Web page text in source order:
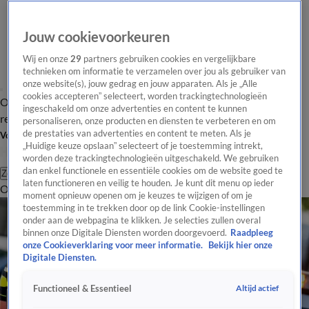
Overzicht Laatste nieuws Regionieuws Het beste van Hart
Tip de
redactie
Volg Hart van Nederland
Zoeken
OverzichtRegioUitzendingenWeerTip de redactiePanelVideo's
Jouw cookievoorkeuren
Wij en onze29 partners gebruiken cookies en vergelijkbare
technieken om informatie te verzamelen over jou als gebruiker van
onze website(s), jouw gedrag en jouw apparaten. Als je „Alle
cookies accepteren” selecteert, worden trackingtechnologieën
ingeschakeld om onze advertenties en content te kunnen
personaliseren, onze producten en diensten te verbeteren en om
de prestaties van advertenties en content te meten. Als je
„Huidige keuze opslaan” selecteert of je toestemming intrekt,
worden deze trackingtechnologieën uitgeschakeld. We gebruiken
dan enkel functionele en essentiële cookies om de website goed te
laten functioneren en veilig te houden. Je kunt dit menu op ieder
moment opnieuw openen om je keuzes te wijzigen of om je
toestemming in te trekken door op de link Cookie-instellingen
onder aan de webpagina te klikken. Je selecties zullen overal
binnen onze Digitale Diensten worden doorgevoerd. Raadpleeg
onze Cookieverklaring voor meer informatie.
Bekijk hier onze
Digitale Diensten.
Functioneel & Essentieel Altijd actief